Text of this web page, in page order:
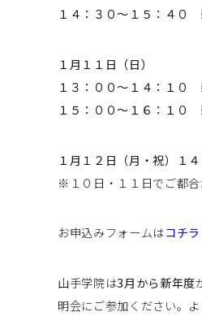
１４：３０～１５：４０
１月１１日（日）
１３：００～１４：１０
１５：００～１６：１０
１月１２日（月・祝）１
※１０日・１１日でご都合
お申込みフォームはコチラ
山手学院は3月から新年度
明会にご参加ください。